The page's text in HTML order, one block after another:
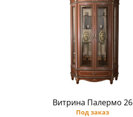
Витрина Палермо 26
Под заказ